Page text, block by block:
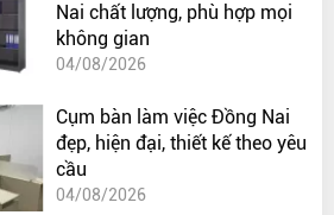
Nai chất lượng, phù hợp mọi
không gian
04/08/2026
Cụm bàn làm việc Đồng Nai
đẹp, hiện đại, thiết kế theo yêu
cầu
04/08/2026